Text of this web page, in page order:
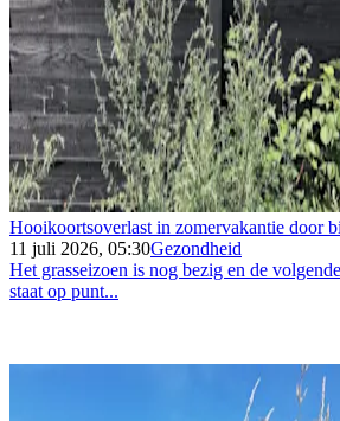
Hooikoortsoverlast in zomervakantie door
11 juli 2026, 05:30Gezondheid
Het grasseizoen is nog bezig en de
staat op punt...